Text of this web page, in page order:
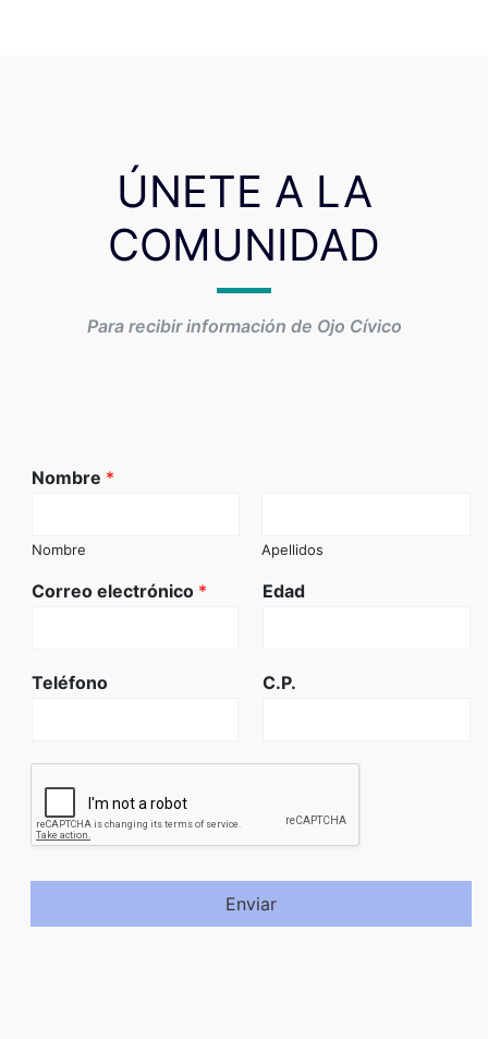
ÚNETE A LA
COMUNIDAD
Para recibir información de Ojo Cívico
Nombre *
Nombre Apellidos
Correo electrónico * Edad
Teléfono C.P.
Enviar